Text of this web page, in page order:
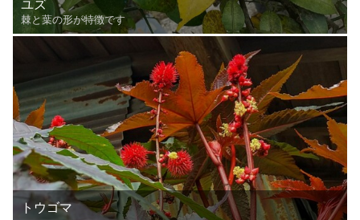
ユズ
棘と葉の形が特徴です
トウゴマ